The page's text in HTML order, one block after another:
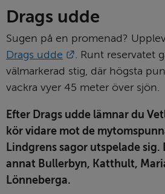
Drags udde
Drags udde
Länk till annan
. Runt reservatet
välmarkerad stig, där högsta
vackra vyer 45 meter över sjön.
Efter Drags udde lämnar du
kör vidare mot de
Lindgrens sagor utspelade
annat Bullerbyn, Katthult,
Lönneberga.